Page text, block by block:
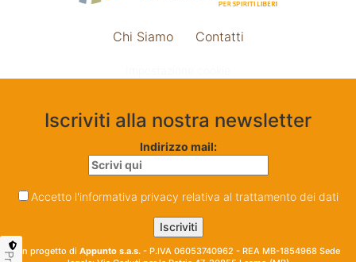
Chi Siamo Contatti
Iscriviti alla nostra newsletter
Indirizzo mail:
Accetto l'informativa privacy relativa al trattamento dei dati
Un progetto di Appunto s.a.s. - P.IVA 06053740962 - REA MB-1854968 Sede